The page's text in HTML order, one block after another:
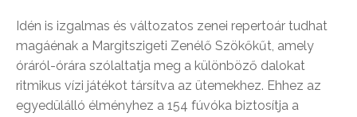
Idén is izgalmas és változatos zenei repertoár tudhat
magáénak a Margitszigeti Zenélő Szökőkűt, amely
óráról-órára szólaltatja meg a különböző dalokat
ritmikus vízi játékot társítva az ütemekhez. Ehhez az
egyedülálló élményhez a 154 fúvóka biztosítja a